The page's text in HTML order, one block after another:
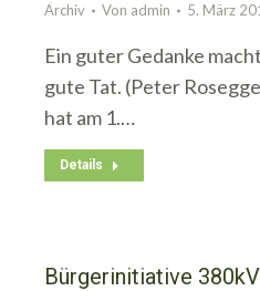
Archiv Von admin 5. März
Ein guter Gedanke
gute Tat. (Peter
hat am 1.…
Details
Bürgerinitiative